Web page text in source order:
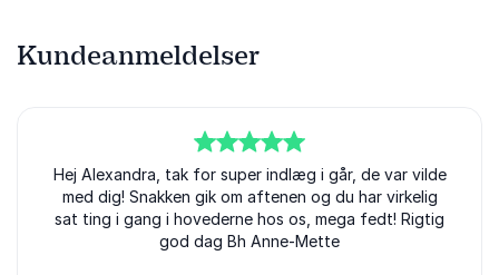
Kundeanmeldelser
5ud af5
Hej Alexandra, tak for super indlæg i går, de var vilde
med dig! Snakken gik om aftenen og du har virkelig
sat ting i gang i hovederne hos os, mega fedt! Rigtig
god dag Bh Anne-Mette